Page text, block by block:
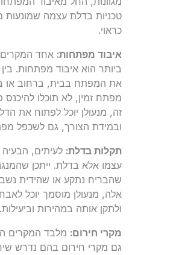
טכניות בדלת עצמה
כראוי.
איבוד מפתחות: אחד המקרים
ביותר הוא איבוד מפתחות.
את המפתח בבית, ברחוב או
מפתח זמין, לא תוכלו
זה, מנעולן יוכל לפתוח את
ובמידת הצורך, גם לשכפל
תקלות בדלת: לעיתים,
עצמו אלא בדלת. ייתכן
שהבריח נתקע או שהידית
אלה, מנעולן מוסמך יוכל
ולתקן אותה במהירות וביעילות.
מקרי חירום: מלבד המקרים
גם מקרי חירום בהם נדרש